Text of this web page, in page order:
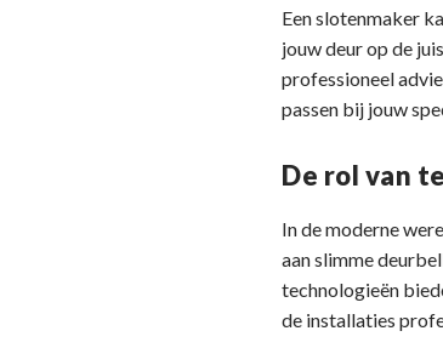
Een slotenmaker
jouw deur op de
professioneel
passen bij jouw
De rol van
In de moderne
aan slimme
technologieën
de installaties